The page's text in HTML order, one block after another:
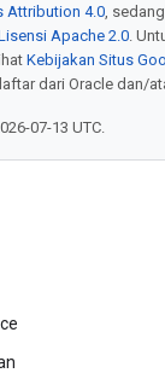
Attribution 4.0 ,
Apache 2.0 .
Kebijakan Situs
dari Oracle dan/
07-13 UTC.